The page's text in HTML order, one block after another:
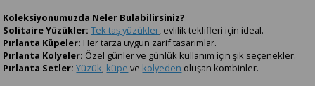
Koleksiyonumuzda Neler Bulabilirsiniz?
Solitaire Yüzükler: Tek taş yüzükler, evlilik teklifleri için ideal.
Pırlanta Küpeler: Her tarza uygun zarif tasarımlar.
Pırlanta Kolyeler: Özel günler ve günlük kullanım için şık seçenekler.
Pırlanta Setler: Yüzük, küpe ve kolyeden oluşan kombinler.